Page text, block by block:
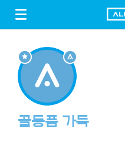
FREE DOWNLOAD
골동품 가득